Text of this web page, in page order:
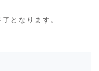
となります。